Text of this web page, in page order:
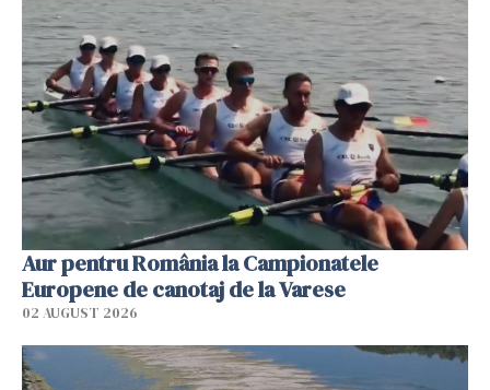
Aur pentru România la Campionatele
Europene de canotaj de la Varese
02 AUGUST 2026